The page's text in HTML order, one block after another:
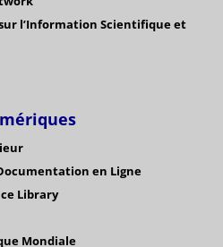
l’Information Scientifique et
en Ligne
Library
Mondiale